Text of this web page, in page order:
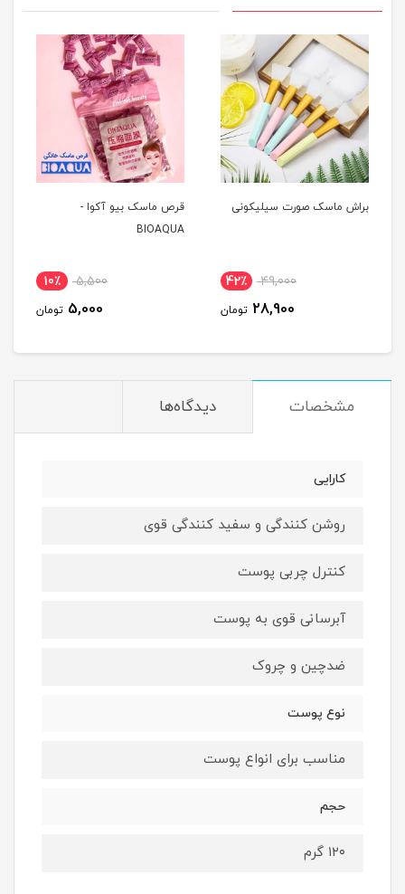
براش ماسک صورت سیلیکونی
49,000 42٪
28,900 تومان
قرص ماسک بیو آکوا -
BIOAQUA
5,500 10٪
5,000 تومان
مشخصات دیدگاه‌ها
کارایی
روشن کنندگی و سفید کنندگی قوی ‎
کنترل چربی پوست
آبرسانی قوی به پوست
ضد‌چین و چروک
نوع پوست
مناسب برای انواع پوست
حجم
۱۲۰ گرم